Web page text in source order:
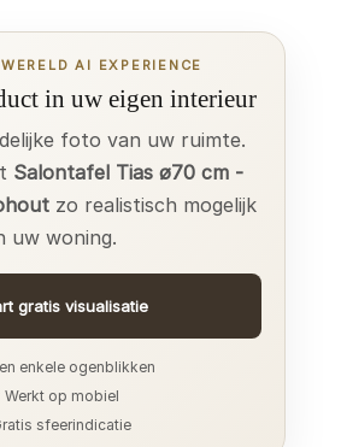
AI EXPERIENCE
in uw eigen interieur
foto van uw ruimte.
Salontafel Tias ø70 cm -
zo realistisch mogelijk
uw woning.
gratis visualisatie
enkele ogenblikken
op mobiel
sfeerindicatie